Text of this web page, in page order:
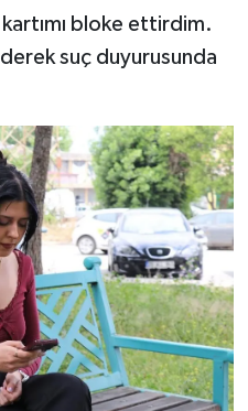
bloke ettirdim.
suç duyurusunda